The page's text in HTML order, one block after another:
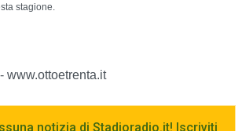
stagione.
www.ottoetrenta.it
notizia di Stadioradio.it! Iscriviti